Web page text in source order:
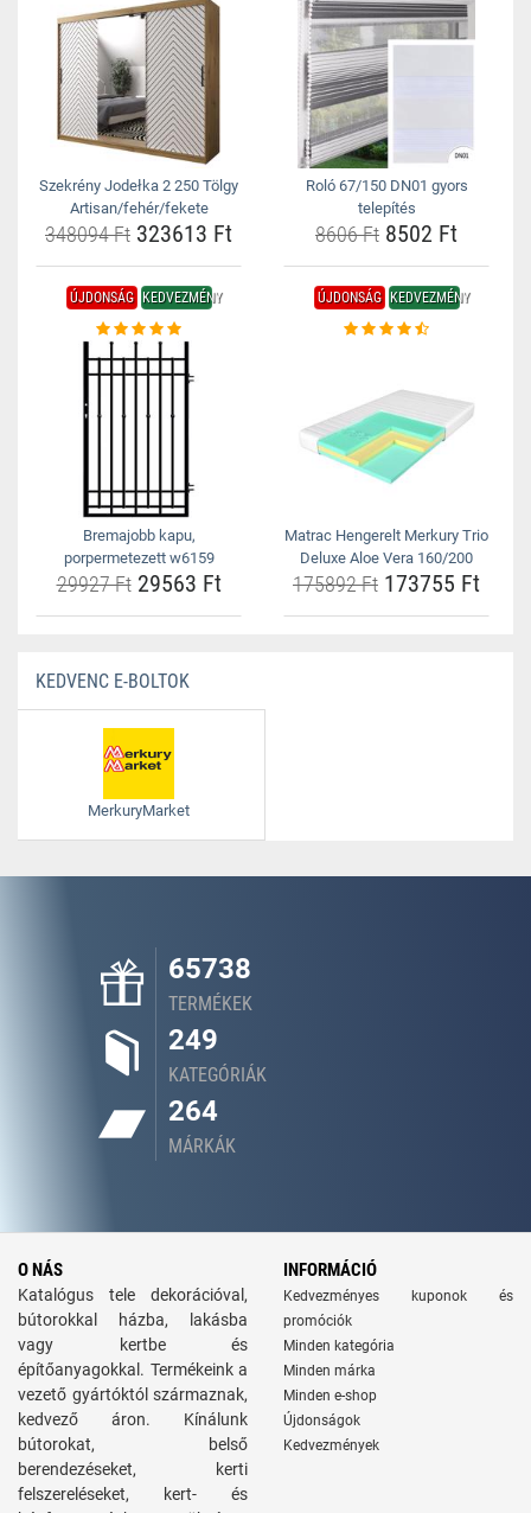
Szekrény Jodełka 2 250 Tölgy
Artisan/fehér/fekete
348094 Ft 323613 Ft
Roló 67/150 DN01 gyors
telepítés
8606 Ft 8502 Ft
ÚJDONSÁG KEDVEZMÉNY
Bremajobb kapu,
porpermetezett w6159
29927 Ft29563 Ft
ÚJDONSÁG KEDVEZMÉNY
Matrac Hengerelt Merkury Trio
Deluxe Aloe Vera 160/200
175892 Ft 173755 Ft
KEDVENC E-BOLTOK
MerkuryMarket
65738
TERMÉKEK
249
KATEGÓRIÁK
264
MÁRKÁK
O NÁS
Katalógus tele dekorációval,
bútorokkal házba, lakásba
vagy kertbe és
építőanyagokkal. Termékeink a
vezető gyártóktól származnak,
kedvező áron. Kínálunk
bútorokat, belső
berendezéseket, kerti
felszereléseket, kert- és
INFORMÁCIÓ
Kedvezményes kuponok és
promóciók
Minden kategória
Minden márka
Minden e-shop
Újdonságok
Kedvezmények